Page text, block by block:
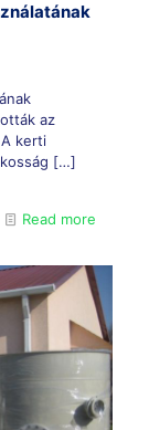
az
kerti
[…]
Read more